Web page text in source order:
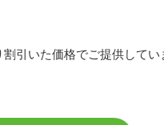
引いた価格でご提供してい